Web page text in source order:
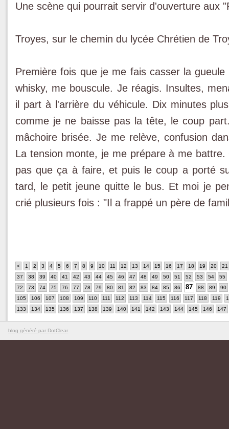
Une scène qui pourrait servir d'ouverture aux
Troyes, sur le chemin du lycée Chrétien de
Première fois que je me fais casser la
whisky, me bouscule. Je réagis. Insultes,
il part à l'arrière du véhicule. Dix minutes
comme je ne baisse pas la tête, le coup
mâchoire brisée. Je me relève, confusion
La tension monte, je me prépare à me
pas que ça à faire, et puis le coup a porté
tard, le petit jeune quitte le bus. Et moi je
crié plusieurs fois : "Il a frappé un père de
< 1 2 3 4 5 6 7 8 9 10 11 12 13 14 15 16 17 18 19 20
21
37
38 39 40 41 42 43 44 45 46 47 48 49 50 51 52 53 54
55
72
73 74 75 76 77 78 79 80 81 82 83 84 85 86 87 88 89
90
105
106 107 108 109 110 111 112 113 114 115 116 117 118 119
133
134 135 136 137 138 139 140 141 142 143 144 145 146 147
blog généré par DotClear